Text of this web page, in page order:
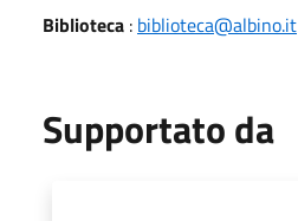
Biblioteca : biblioteca@albino.it
Supportato da